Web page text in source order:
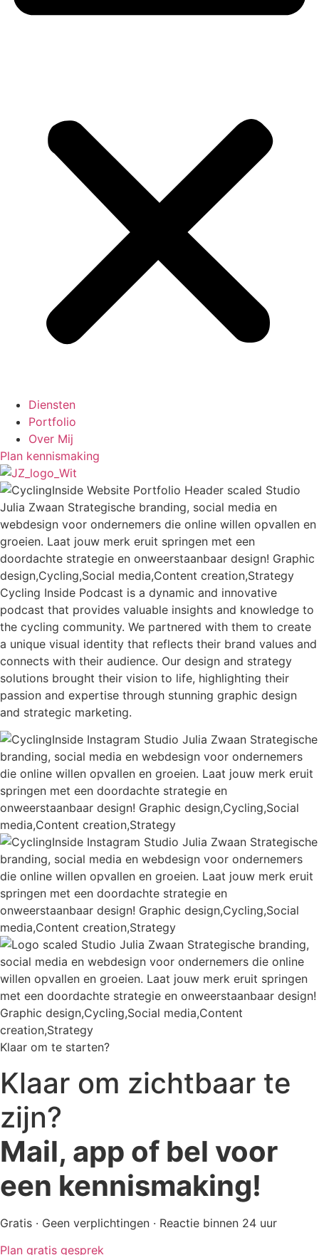
Diensten
Portfolio
Over Mij
Plan kennismaking
Cycling Inside Podcast is a dynamic and innovative
podcast that provides valuable insights and knowledge to
the cycling community. We partnered with them to create
a unique visual identity that reflects their brand values and
connects with their audience. Our design and strategy
solutions brought their vision to life, highlighting their
passion and expertise through stunning graphic design
and strategic marketing.
Klaar om te starten?
Klaar om zichtbaar te
zijn?
Mail, app of bel voor
een kennismaking!
Gratis · Geen verplichtingen · Reactie binnen 24 uur
Plan gratis gesprek